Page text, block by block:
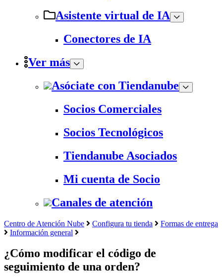
Asistente virtual de IA
Conectores de IA
Ver más
Asóciate con Tiendanube
Socios Comerciales
Socios Tecnológicos
Tiendanube Asociados
Mi cuenta de Socio
Canales de atención
Centro de Atención Nube Configura tu tienda
Formas de entrega
Información general
¿Cómo modificar el código de
seguimiento de una orden?